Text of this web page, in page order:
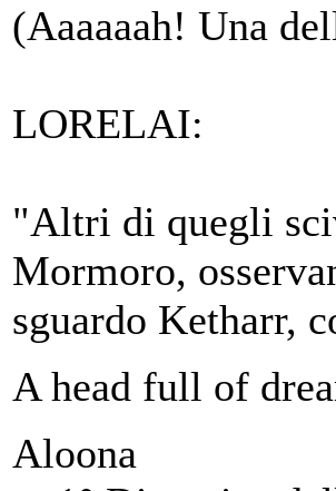
(Aaaaaah! Una
LORELAI:
"Altri di quegli
Mormoro,
sguardo Ketharr,
A head full of
Aloona